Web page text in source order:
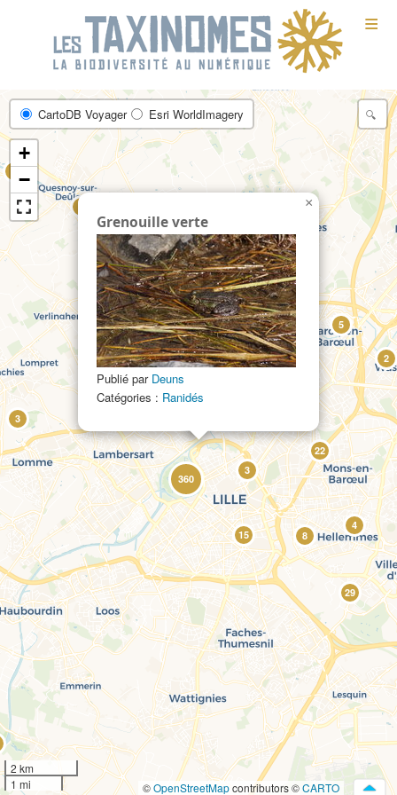
≡
8
29
2
5
3
9
4
22
3
15
360
5
8
Grenouille verte
Publié par Deuns
Catégories : Ranidés
×
CartoDB Voyager Esri WorldImagery
+
−
2 km
1 mi
©OpenStreetMapcontributors ©CARTO